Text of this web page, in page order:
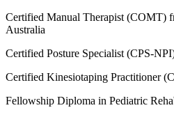
Certified Manual Therapist (COMT)
Australia
Certified Posture Specialist (CPS-
Certified Kinesiotaping Practitioner
Fellowship Diploma in Pediatric